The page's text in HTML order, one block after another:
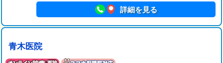
詳細を見る
青木医院